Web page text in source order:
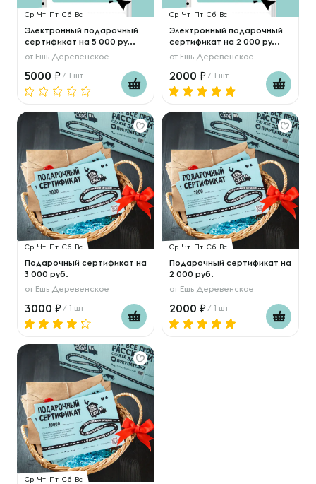
Ср Чт Пт Сб Вс
Электронный подарочный
сертификат на 5 000 ру...
от Ешь Деревенское
5000 / 1 шт
Ср Чт Пт Сб Вс
Электронный подарочный
сертификат на 2 000 ру...
от Ешь Деревенское
2000 / 1 шт
Ср Чт Пт Сб Вс
Подарочный сертификат на
3 000 руб.
от Ешь Деревенское
3000 / 1 шт
Ср Чт Пт Сб Вс
Подарочный сертификат на
2 000 руб.
от Ешь Деревенское
2000 / 1 шт
Ср Чт Пт Сб Вс